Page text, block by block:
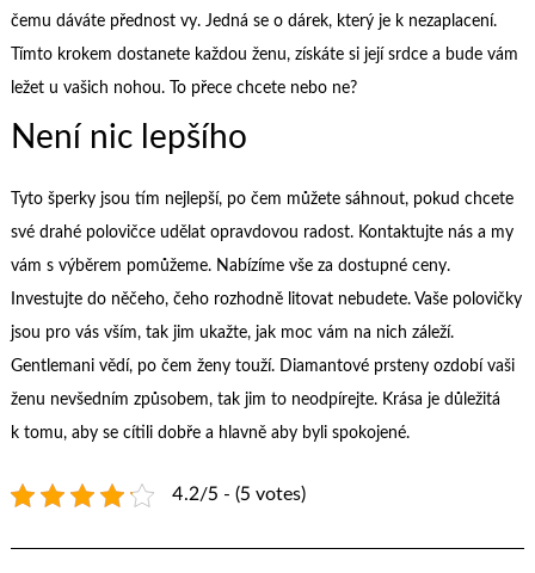
čemu dáváte přednost vy. Jedná se o dárek, který je k nezaplacení.
Tímto krokem dostanete každou ženu, získáte si její srdce a bude vám
ležet u vašich nohou. To přece chcete nebo ne?
Není nic lepšího
Tyto šperky jsou tím nejlepší, po čem můžete sáhnout, pokud chcete
své drahé polovičce udělat opravdovou radost. Kontaktujte nás a my
vám s výběrem pomůžeme. Nabízíme vše za dostupné ceny.
Investujte do něčeho, čeho rozhodně litovat nebudete. Vaše polovičky
jsou pro vás vším, tak jim ukažte, jak moc vám na nich záleží.
Gentlemani vědí, po čem ženy touží. Diamantové prsteny ozdobí vaši
ženu nevšedním způsobem, tak jim to neodpírejte. Krása je důležitá
k tomu, aby se cítili dobře a hlavně aby byli spokojené.
4.2/5 - (5 votes)